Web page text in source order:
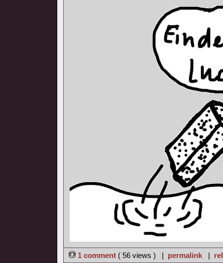
1 comment ( 56 views ) | permalink |